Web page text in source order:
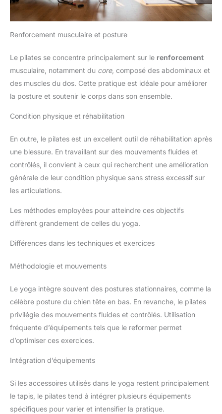
Renforcement musculaire et posture
Le pilates se concentre principalement sur le renforcement
musculaire, notamment du core, composé des abdominaux et
des muscles du dos. Cette pratique est idéale pour améliorer
la posture et soutenir le corps dans son ensemble.
Condition physique et réhabilitation
En outre, le pilates est un excellent outil de réhabilitation après
une blessure. En travaillant sur des mouvements fluides et
contrôlés, il convient à ceux qui recherchent une amélioration
générale de leur condition physique sans stress excessif sur
les articulations.
Les méthodes employées pour atteindre ces objectifs
diffèrent grandement de celles du yoga.
Différences dans les techniques et exercices
Méthodologie et mouvements
Le yoga intègre souvent des postures stationnaires, comme la
célèbre posture du chien tête en bas. En revanche, le pilates
privilégie des mouvements fluides et contrôlés. Utilisation
fréquente d’équipements tels que le reformer permet
d’optimiser ces exercices.
Intégration d’équipements
Si les accessoires utilisés dans le yoga restent principalement
le tapis, le pilates tend à intégrer plusieurs équipements
spécifiques pour varier et intensifier la pratique.